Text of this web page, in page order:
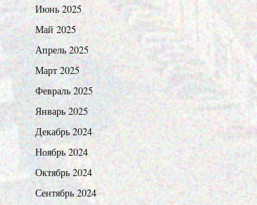
Июнь 2025
Май 2025
Апрель 2025
Март 2025
Февраль 2025
Январь 2025
Декабрь 2024
Ноябрь 2024
Октябрь 2024
Сентябрь 2024